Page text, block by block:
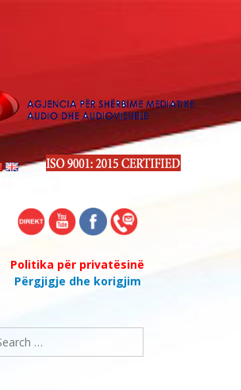
Politika për privatësinë
Përgjigje dhe korigjim